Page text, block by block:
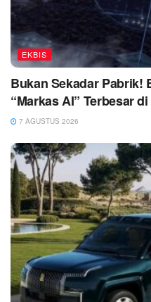
EKBIS
Bukan Sekadar Pabrik!
“Markas AI” Terbesar
7 AGUSTUS 2026